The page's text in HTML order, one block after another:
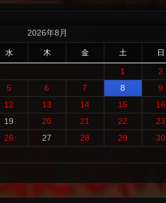
2026年8月
水 木 金 土 日
1
2
5 6 7 8
9
12 13 14 15
16
19 20 21 22
23
26 27 28 29
30